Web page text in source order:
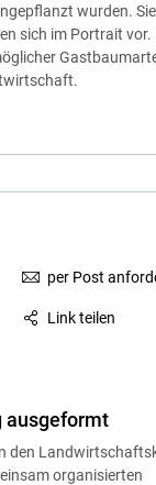
to main content
wurden.
sich im Portrait vor.
per Post
Link teilen
ausgeformt
den
organisierten